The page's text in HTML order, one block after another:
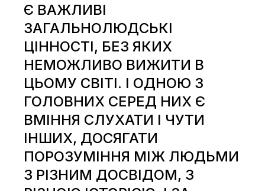
Є ВАЖЛИВІ
ЗАГАЛЬНОЛЮДСЬКІ
ЦІННОСТІ, БЕЗ ЯКИХ
НЕМОЖЛИВО ВИЖИТИ В
ЦЬОМУ СВІТІ. І ОДНОЮ З
ГОЛОВНИХ СЕРЕД НИХ Є
ВМІННЯ СЛУХАТИ І ЧУТИ
ІНШИХ, ДОСЯГАТИ
ПОРОЗУМІННЯ МІЖ ЛЮДЬМИ
З РІЗНИМ ДОСВІДОМ, З